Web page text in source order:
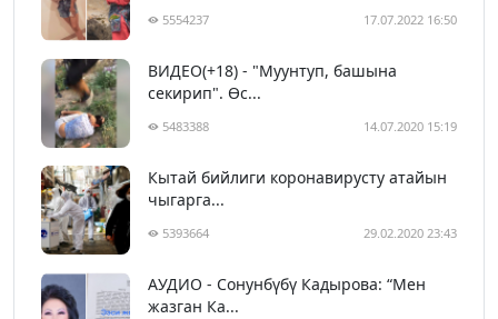
5554237 17.07.2022 16:50
ВИДЕО(+18) - "Муунтуп, башына
секирип". Өс...
5483388 14.07.2020 15:19
Кытай бийлиги коронавирусту атайын
чыгарга...
5393664 29.02.2020 23:43
АУДИО - Сонунбүбү Кадырова: “Мен
жазган Ка...